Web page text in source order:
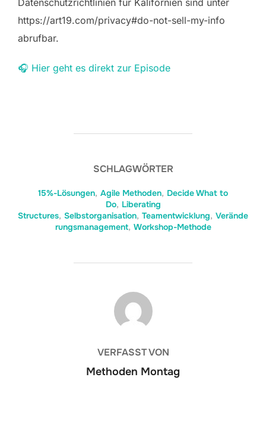
https://art19.com/privacy#do-not-sell-my-info
abrufbar.
🎧 Hier geht es direkt zur Episode
SCHLAGWÖRTER
15%-Lösungen, Agile Methoden, Decide What to
Do, Liberating
Structures, Selbstorganisation, Teamentwicklung, Verände
rungsmanagement, Workshop-Methode
BEITRAGSAUTOR
VERFASST VON
Methoden Montag